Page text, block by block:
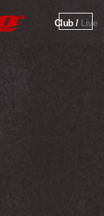
Club / Live